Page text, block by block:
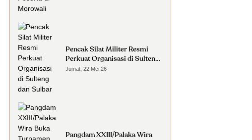
Pencak Silat Militer Resmi
Perkuat Organisasi di Sulteng
dan Sulbar
Jumat, 22 Mei 26
Pangdam XXIII/Palaka Wira